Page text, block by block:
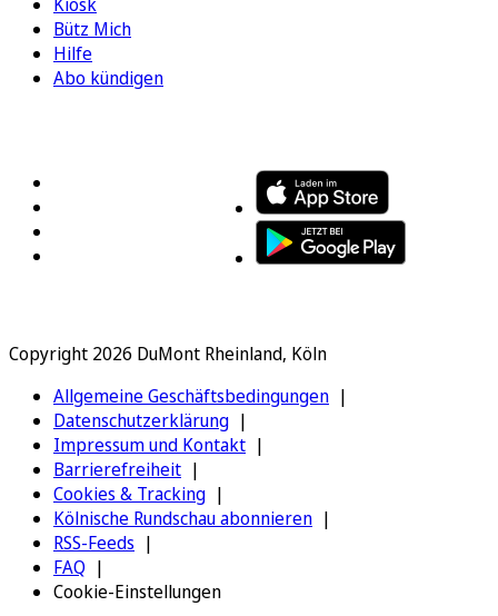
Bütz Mich
Hilfe
Abo kündigen
Copyright 2026 DuMont Rheinland, Köln
Allgemeine Geschäftsbedingungen
Datenschutzerklärung
Impressum und Kontakt
Barrierefreiheit
Cookies & Tracking
Kölnische Rundschau abonnieren
RSS-Feeds
FAQ
Cookie-Einstellungen